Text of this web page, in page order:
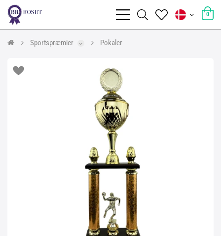
0
Sportspræmier Pokaler